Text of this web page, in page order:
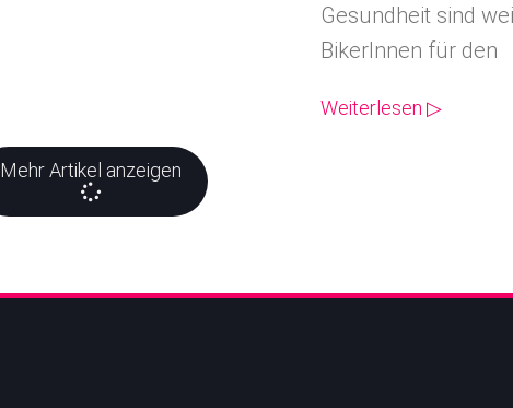
Gesundheit sind
BikerInnen für den
Weiterlesen ▷
Mehr Artikel anzeigen